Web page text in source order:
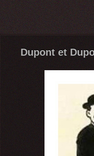
Dupont et